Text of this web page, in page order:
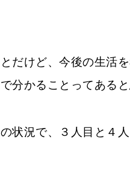
だけど、今後の生活
分かることってあると
の状況で、３人目と４